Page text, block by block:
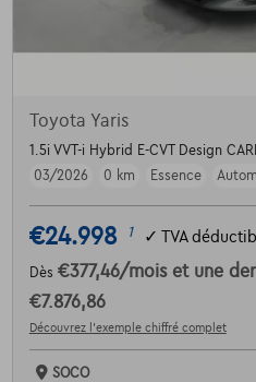
Toyota Yaris
1.5i VVT-i Hybrid E-CVT Design
03/2026
0 km Essence
€24.998 1 ✓ TVA
Dès €377,46/mois et une
€7.876,86
Découvrez l’exemple chiffré complet
SOCO